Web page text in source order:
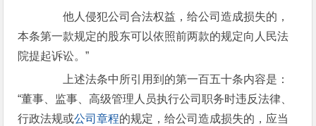
他人侵犯公司合法权益，给公司造成损失的，
本条第一款规定的股东可以依照前两款的规定向人民法
院提起诉讼。”
上述法条中所引用到的第一百五十条内容是：
“董事、监事、高级管理人员执行公司职务时违反法律、
行政法规或公司章程的规定，给公司造成损失的，应当